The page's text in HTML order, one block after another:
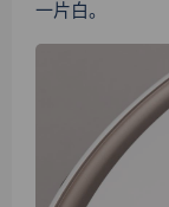
一片白。